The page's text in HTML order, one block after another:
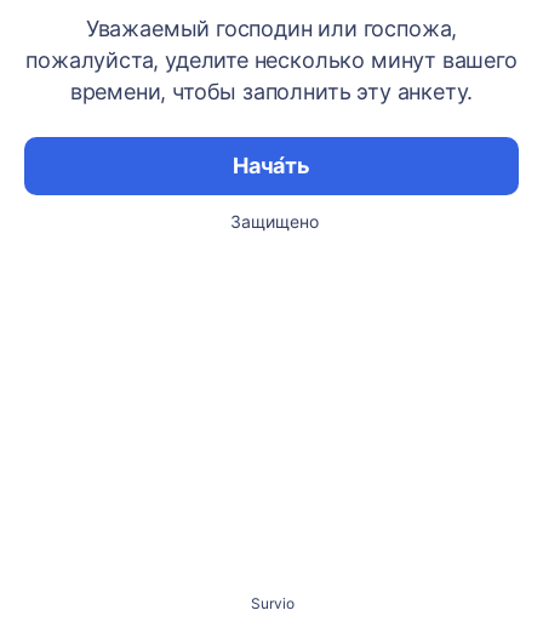
Уважаемый господин или госпожа,
пожалуйста, уделите несколько минут вашего
времени, чтобы заполнить эту анкету.
Нача́ть
Защищено
Survio